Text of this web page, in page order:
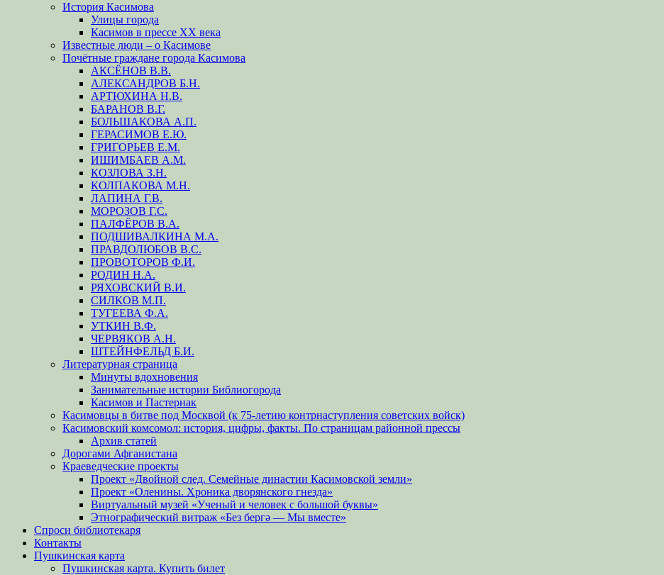
История Касимова
Улицы города
Касимов в прессе XX века
Известные люди – о Касимове
Почётные граждане города Касимова
АКСЁНОВ В.В.
АЛЕКСАНДРОВ Б.Н.
АРТЮХИНА Н.В.
БАРАНОВ В.Г.
БОЛЬШАКОВА А.П.
ГЕРАСИМОВ Е.Ю.
ГРИГОРЬЕВ Е.М.
ИШИМБАЕВ А.М.
КОЗЛОВА З.Н.
КОЛПАКОВА М.Н.
ЛАПИНА Г.В.
МОРОЗОВ Г.С.
ПАЛФЁРОВ В.А.
ПОДШИВАЛКИНА М.А.
ПРАВДОЛЮБОВ В.С.
ПРОВОТОРОВ Ф.И.
РОДИН Н.А.
РЯХОВСКИЙ В.И.
СИЛКОВ М.П.
ТУГЕЕВА Ф.А.
УТКИН В.Ф.
ЧЕРВЯКОВ А.Н.
ШТЕЙНФЕЛЬД Б.И.
Литературная страница
Минуты вдохновения
Занимательные истории Библиогорода
Касимов и Пастернак
Касимовцы в битве под Москвой (к 75-летию контрнаступления советских войск)
Касимовский комсомол: история, цифры, факты. По страницам районной прессы
Архив статей
Дорогами Афганистана
Краеведческие проекты
Проект «Двойной след. Семейные династии Касимовской земли»
Проект «Оленины. Хроника дворянского гнезда»
Виртуальный музей «Ученый и человек с большой буквы»
Этнографический витраж «Без бергə — Мы вместе»
Спроси библиотекаря
Контакты
Пушкинская карта
Пушкинская карта. Купить билет